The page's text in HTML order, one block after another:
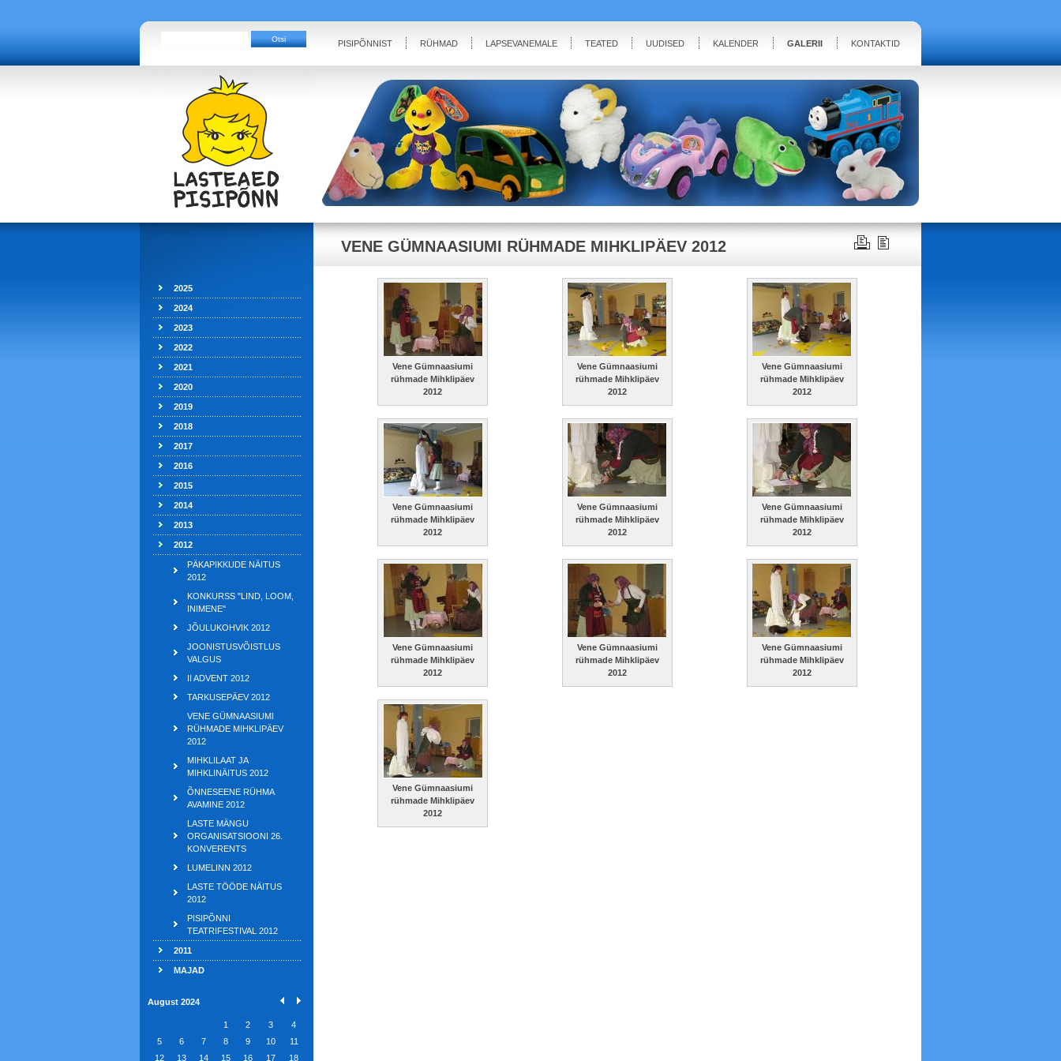
PISIPÕNNIST RÜHMAD LAPSEVANEMALE TEATED UUDISED KALENDER GALERII KONTAKTID
2025
2024
2023
2022
2021
2020
2019
2018
2017
2016
2015
2014
2013
2012
PÄKAPIKKUDE NÄITUS
2012
KONKURSS "LIND, LOOM,
INIMENE"
JÕULUKOHVIK 2012
JOONISTUSVÕISTLUS
VALGUS
II ADVENT 2012
TARKUSEPÄEV 2012
VENE GÜMNAASIUMI
RÜHMADE MIHKLIPÄEV
2012
MIHKLILAAT JA
MIHKLINÄITUS 2012
ÕNNESEENE RÜHMA
AVAMINE 2012
LASTE MÄNGU
ORGANISATSIOONI 26.
KONVERENTS
LUMELINN 2012
LASTE TÖÖDE NÄITUS
2012
PISIPÕNNI
TEATRIFESTIVAL 2012
2011
MAJAD
August 2024
1 2 3
4
5
6 7 8 9 10
11
12
13 14 15 16 17 18
VENE GÜMNAASIUMI RÜHMADE MIHKLIPÄEV 2012
Vene Gümnaasiumi
rühmade Mihklipäev
2012
Vene Gümnaasiumi
rühmade Mihklipäev
2012
Vene Gümnaasiumi
rühmade Mihklipäev
2012
Vene Gümnaasiumi
rühmade Mihklipäev
2012
Vene Gümnaasiumi
rühmade Mihklipäev
2012
Vene Gümnaasiumi
rühmade Mihklipäev
2012
Vene Gümnaasiumi
rühmade Mihklipäev
2012
Vene Gümnaasiumi
rühmade Mihklipäev
2012
Vene Gümnaasiumi
rühmade Mihklipäev
2012
Vene Gümnaasiumi
rühmade Mihklipäev
2012